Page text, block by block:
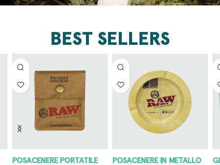
BEST SELLERS
POSACENERE PORTATILE POSACENERE IN METALLO